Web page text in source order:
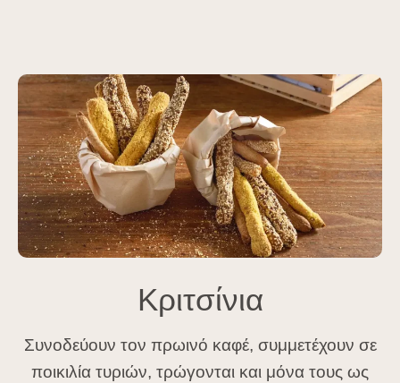
Κριτσίνια
Συνοδεύουν τον πρωινό καφέ, συμμετέχουν σε
ποικιλία τυριών, τρώγονται και μόνα τους ως